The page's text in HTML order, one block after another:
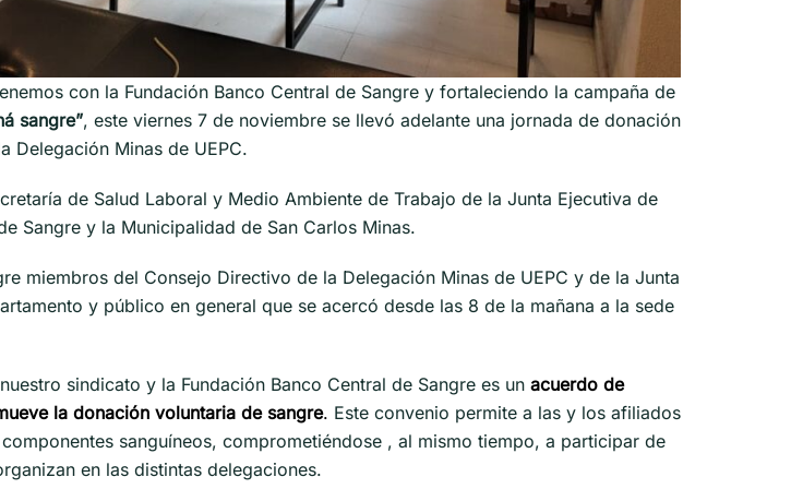
con la Fundación Banco Central de Sangre y fortaleciendo la campaña de
sangre”, este viernes 7 de noviembre se llevó adelante una jornada de donación
Delegación Minas de UEPC.
de Salud Laboral y Medio Ambiente de Trabajo de la Junta Ejecutiva de
Sangre y la Municipalidad de San Carlos Minas.
miembros del Consejo Directivo de la Delegación Minas de UEPC y de la Junta
y público en general que se acercó desde las 8 de la mañana a la sede
sindicato y la Fundación Banco Central de Sangre es un acuerdo de
la donación voluntaria de sangre. Este convenio permite a las y los afiliados
sanguíneos, comprometiéndose , al mismo tiempo, a participar de
en las distintas delegaciones.